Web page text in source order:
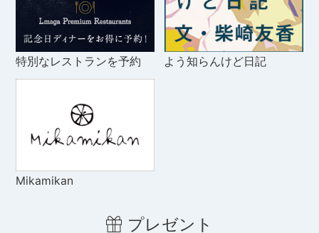
特別なレストランを予約 よう知らんけど日記
Mikamikan
プレゼント